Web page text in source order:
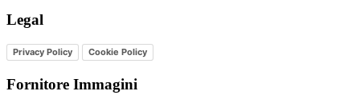
Legal
Privacy Policy Cookie Policy
Fornitore Immagini